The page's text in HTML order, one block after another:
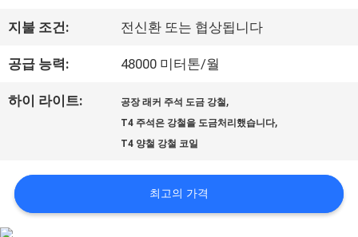
장
여
행
질
관
지불 조건: 전신환 또는 협상됩니다
공급 능력: 48000 미터톤/월
하이 라이트: 공장 래커 주석 도금 강철 ,
T4 주석은 강철을 도금처리했습니다,
T4 양철 강철 코일
최고의 가격